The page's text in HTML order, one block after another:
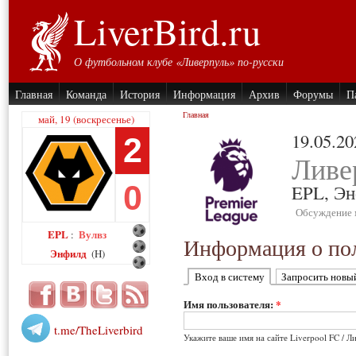
LiverBird.ru
О футбольном клубе «Ливерпуль» по-русски
Главная Команда История Информация Архив Форумы
май, 19 (воскресенье)
2
0
EPL : Вулвз
Энфилд (H)
t.me/TheLiverbird
Главная
EPL,
Информация о
Вход в систему Запросить
Имя пользователя:*
Укажите ваше имя на сайте Liverpool FC /